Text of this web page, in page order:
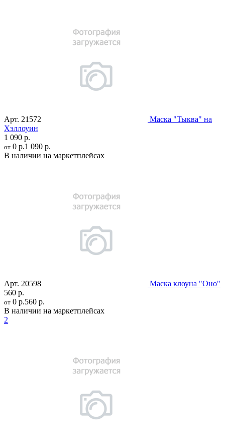
Арт. 21572
Маска "Тыква" на
Хэллоуин
1 090 р.
от 0 р.1 090 р.
В наличии на маркетплейсах
Арт. 20598
Маска клоуна "Оно"
560 р.
от 0 р.560 р.
В наличии на маркетплейсах
2